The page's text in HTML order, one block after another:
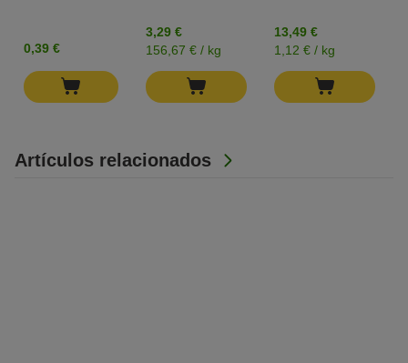
Artículos relacionados
0,39 €
3,29 €
156,67 € / kg
13,49 €
1,12 € / kg